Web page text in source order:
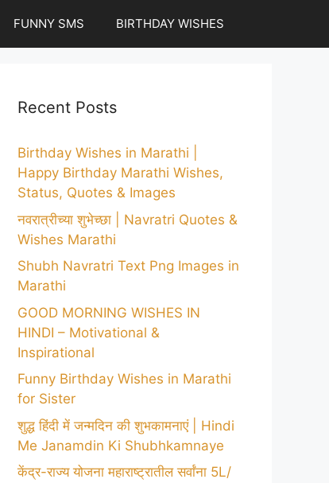
FUNNY SMS BIRTHDAY WISHES
Recent Posts
Birthday Wishes in Marathi |
Happy Birthday Marathi Wishes,
Status, Quotes & Images
नवरात्रीच्या शुभेच्छा | Navratri Quotes &
Wishes Marathi
Shubh Navratri Text Png Images in
Marathi
GOOD MORNING WISHES IN
HINDI – Motivational &
Inspirational
Funny Birthday Wishes in Marathi
for Sister
शुद्ध हिंदी में जन्मदिन की शुभकामनाएं | Hindi
Me Janamdin Ki Shubhkamnaye
केंद्र-राज्य योजना महाराष्ट्रातील सर्वांना 5L/